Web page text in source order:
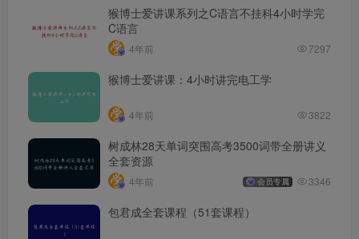
猴博士爱讲课系列之C语言不挂科4小时学完
C语言
4年前 7297
猴博士爱讲课：4小时讲完电工学
4年前 3822
树成林28天单词突围高考3500词带全册讲义
全套资源
4年前 会员专属 3346
包君成全套课程（51套课程）